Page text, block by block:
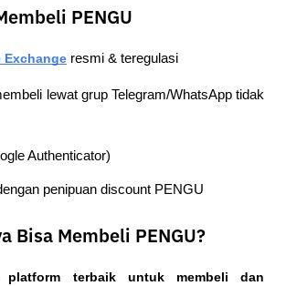
PENGU
Exchange resmi & teregulasi
lewat grup Telegram/WhatsApp tidak
Authenticator)
penipuan discount PENGU
Bisa Membeli PENGU?
platform terbaik untuk membeli dan